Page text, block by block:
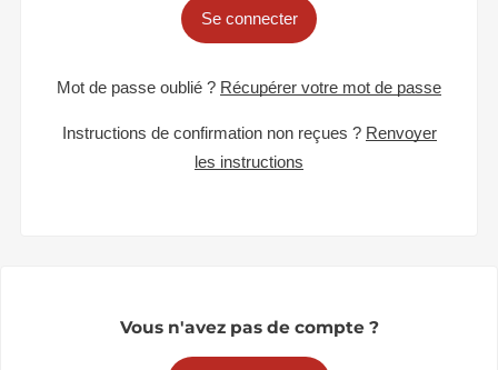
Se connecter
Mot de passe oublié ? Récupérer votre mot de passe
Instructions de confirmation non reçues ? Renvoyer
les instructions
Vous n'avez pas de compte ?